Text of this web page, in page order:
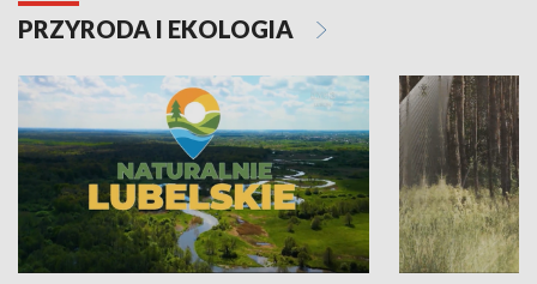
PRZYRODA I EKOLOGIA